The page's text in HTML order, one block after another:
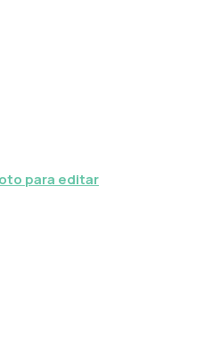
para editar